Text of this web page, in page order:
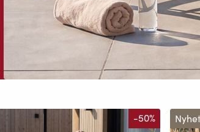
-50% Nyhet